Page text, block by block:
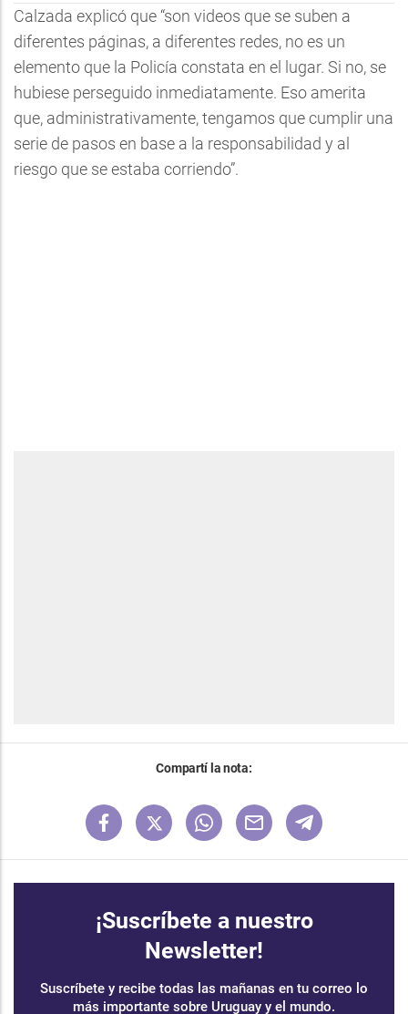
Calzada explicó que “son videos que se suben a
diferentes páginas, a diferentes redes, no es un
elemento que la Policía constata en el lugar. Si no, se
hubiese perseguido inmediatamente. Eso amerita
que, administrativamente, tengamos que cumplir una
serie de pasos en base a la responsabilidad y al
riesgo que se estaba corriendo”.
Compartí la nota:
¡Suscríbete a nuestro
Newsletter!
Suscríbete y recibe todas las mañanas en tu correo lo
más importante sobre Uruguay y el mundo.